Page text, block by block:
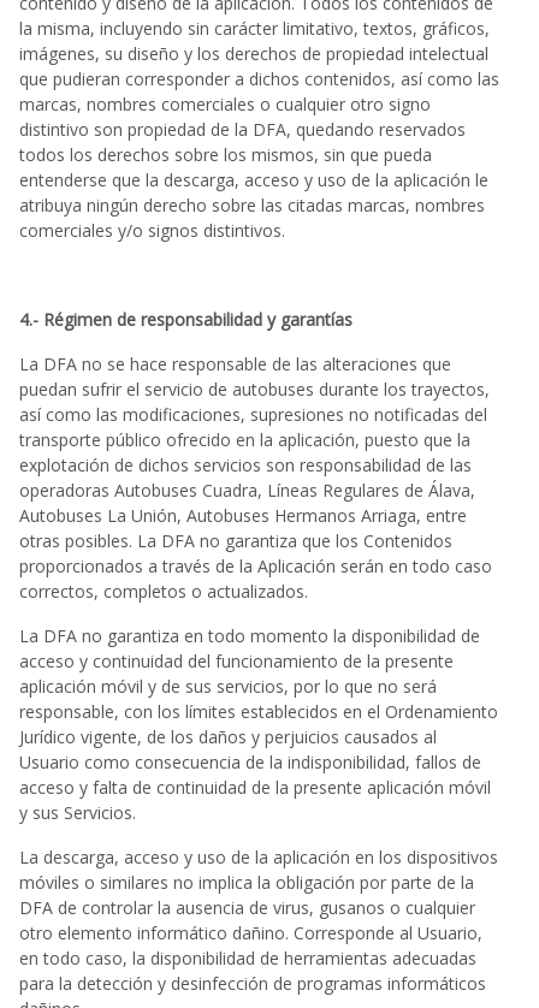
la misma, incluyendo sin carácter limitativo, textos, gráficos,
imágenes, su diseño y los derechos de propiedad intelectual
que pudieran corresponder a dichos contenidos, así como las
marcas, nombres comerciales o cualquier otro signo
distintivo son propiedad de la DFA, quedando reservados
todos los derechos sobre los mismos, sin que pueda
entenderse que la descarga, acceso y uso de la aplicación le
atribuya ningún derecho sobre las citadas marcas, nombres
comerciales y/o signos distintivos.
4.- Régimen de responsabilidad y garantías
La DFA no se hace responsable de las alteraciones que
puedan sufrir el servicio de autobuses durante los trayectos,
así como las modificaciones, supresiones no notificadas del
transporte público ofrecido en la aplicación, puesto que la
explotación de dichos servicios son responsabilidad de las
operadoras Autobuses Cuadra, Líneas Regulares de Álava,
Autobuses La Unión, Autobuses Hermanos Arriaga, entre
otras posibles. La DFA no garantiza que los Contenidos
proporcionados a través de la Aplicación serán en todo caso
correctos, completos o actualizados.
La DFA no garantiza en todo momento la disponibilidad de
acceso y continuidad del funcionamiento de la presente
aplicación móvil y de sus servicios, por lo que no será
responsable, con los límites establecidos en el Ordenamiento
Jurídico vigente, de los daños y perjuicios causados al
Usuario como consecuencia de la indisponibilidad, fallos de
acceso y falta de continuidad de la presente aplicación móvil
y sus Servicios.
La descarga, acceso y uso de la aplicación en los dispositivos
móviles o similares no implica la obligación por parte de la
DFA de controlar la ausencia de virus, gusanos o cualquier
otro elemento informático dañino. Corresponde al Usuario,
en todo caso, la disponibilidad de herramientas adecuadas
para la detección y desinfección de programas informáticos